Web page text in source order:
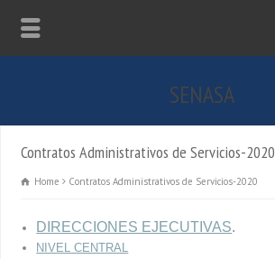
SENASA
Contratos Administrativos de Servicios-2020
Home Contratos Administrativos de Servicios-2020
DIRECCIONES EJECUTIVAS.
NIVEL CENTRAL